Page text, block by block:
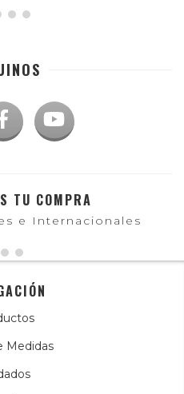
TU COMPRA
e Internacionales
Medidas